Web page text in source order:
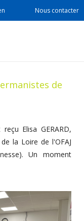
Nous contacter
de
Elisa GERARD,
la Loire de l'OFAJ
Un moment